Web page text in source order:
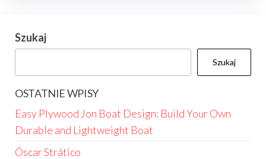
Szukaj
Szukaj
OSTATNIE WPISY
Easy Plywood Jon Boat Design: Build Your Own
Durable and Lightweight Boat
Óscar Strático